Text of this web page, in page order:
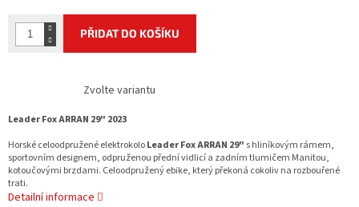
PŘIDAT DO KOŠÍKU
Zvolte variantu
Leader Fox ARRAN 29" 2023
Horské celoodpružené elektrokoloLeader Fox ARRAN 29" s hliníkovým rámem,
sportovním designem, odpruženou přední vidlicí a zadním tlumičem Manitou,
kotoučovými brzdami. Celoodpružený ebike, který překoná cokoliv na rozbouřené
trati.
Detailní informace